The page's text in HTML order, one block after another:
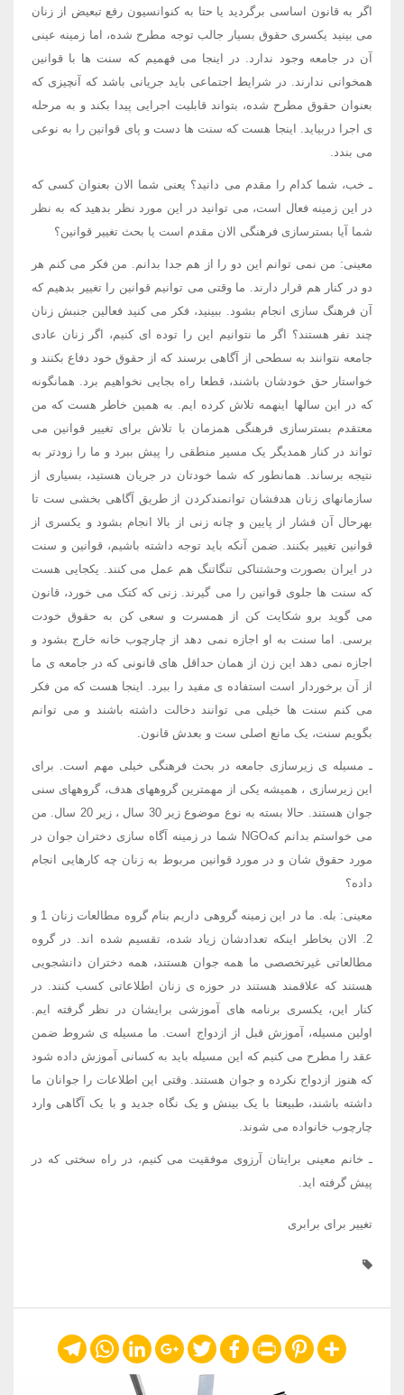
اگر به قانون اساسی برگردید یا حتا به کنوانسیون رفع تبعیض از زنان
می بینید یکسری حقوق بسیار جالب توجه مطرح شده، اما زمینه عینی
آن در جامعه وجود ندارد. در اینجا می فهمیم که سنت ها با قوانین
همخوانی ندارند. در شرایط اجتماعی باید جریانی باشد که آنچیزی که
بعنوان حقوق مطرح شده، بتواند قابلیت اجرایی پیدا بکند و به مرحله
ی اجرا دربیاید. اینجا هست که سنت ها دست و پای قوانین را به نوعی
می بندد.
ـ خب، شما کدام را مقدم می دانید؟ یعنی شما الان بعنوان کسی که
در این زمینه فعال است، می توانید در این مورد نظر بدهید که به نظر
شما آیا بسترسازی فرهنگی الان مقدم است یا بحث تغییر قوانین؟
معینی: من نمی توانم این دو را از هم جدا بدانم. من فکر می کنم هر
دو در کنار هم قرار دارند. ما وقتی می توانیم قوانین را تغییر بدهیم که
آن فرهنگ سازی انجام بشود. ببینید، فکر می کنید فعالین جنبش زنان
چند نفر هستند؟ اگر ما نتوانیم این را توده ای کنیم، اگر زنان عادی
جامعه نتوانند به سطحی از آگاهی برسند که از حقوق خود دفاع بکنند و
خواستار حق خودشان باشند، قطعا راه بجایی نخواهیم برد. همانگونه
که در این سالها اینهمه تلاش کرده ایم. به همین خاطر هست که من
معتقدم بسترسازی فرهنگی همزمان با تلاش برای تغییر قوانین می
تواند در کنار همدیگر یک مسیر منطقی را پیش ببرد و ما را زودتر به
نتیجه برساند. همانطور که شما خودتان در جریان هستید، بسیاری از
سازمانهای زنان هدفشان توانمندکردن از طریق آگاهی بخشی ست تا
بهرحال آن فشار از پایین و چانه زنی از بالا انجام بشود و یکسری از
قوانین تغییر بکنند. ضمن آنکه باید توجه داشته باشیم، قوانین و سنت
در ایران بصورت وحشتناکی تنگاتنگ هم عمل می کنند. یکجایی هست
که سنت ها جلوی قوانین را می گیرند. زنی که کتک می خورد، قانون
می گوید برو شکایت کن از همسرت و سعی کن به حقوق خودت
برسی. اما سنت به او اجازه نمی دهد از چارچوب خانه خارج بشود و
اجازه نمی دهد این زن از همان حداقل های قانونی که در جامعه ی ما
از آن برخوردار است استفاده ی مفید را ببرد. اینجا هست که من فکر
می کنم سنت ها خیلی می توانند دخالت داشته باشند و می توانم
بگویم سنت، یک مانع اصلی ست و بعدش قانون.
ـ مسیله ی زیرسازی جامعه در بحث فرهنگی خیلی مهم است. برای
این زیرسازی ، همیشه یکی از مهمترین گروههای هدف، گروههای سنی
جوان هستند. حالا بسته به نوع موضوع زیر 30 سال ، زیر 20 سال. من
می خواستم بدانم کهNGO شما در زمینه آگاه سازی دختران جوان در
مورد حقوق شان و در مورد قوانین مربوط به زنان چه کارهایی انجام
داده؟
معینی: بله. ما در این زمینه گروهی داریم بنام گروه مطالعات زنان 1 و
2. الان بخاطر اینکه تعدادشان زیاد شده، تقسیم شده اند. در گروه
مطالعاتی غیرتخصصی ما همه جوان هستند، همه دختران دانشجویی
هستند که علاقمند هستند در حوزه ی زنان اطلاعاتی کسب کنند. در
کنار این، یکسری برنامه های آموزشی برایشان در نظر گرفته ایم.
اولین مسیله، آموزش قبل از ازدواج است. ما مسیله ی شروط ضمن
عقد را مطرح می کنیم كه این مسیله باید به كسانی آموزش داده شود
که هنوز ازدواج نکرده و جوان هستند. وقتی این اطلاعات را جوانان ما
داشته باشند، طبیعتا با یک بینش و یک نگاه جدید و با یک آگاهی وارد
چارچوب خانواده می شوند.
ـ خانم معینی برایتان آرزوی موفقیت می کنیم، در راه سختی که در
پیش گرفته اید.
تغییر برای برابری
Share
Pinterest
Print
Facebook
Twitter
Google+
LinkedIn
WhatsApp
Telegram